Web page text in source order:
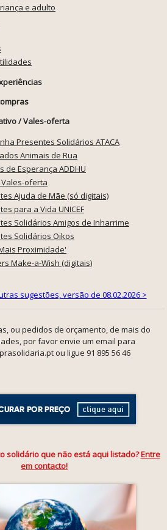
e adulto
/ Vales-oferta
Presentes Solidários ATACA
Animais de Rua
de Esperança ADDHU
Vales-oferta
Ajuda de Mãe (só digitais)
para a Vida UNICEF
Solidários Amigos de Inharrime
Solidários Oikos
Proximidade'
Make-a-Wish (digitais)
sugestões, versão de 08.02.2026 >
ou pedidos de orçamento, de mais do
por favor envie um email para
ou ligue 91 895 56 46
solidário que não está aqui listado?Entre
em contacto!